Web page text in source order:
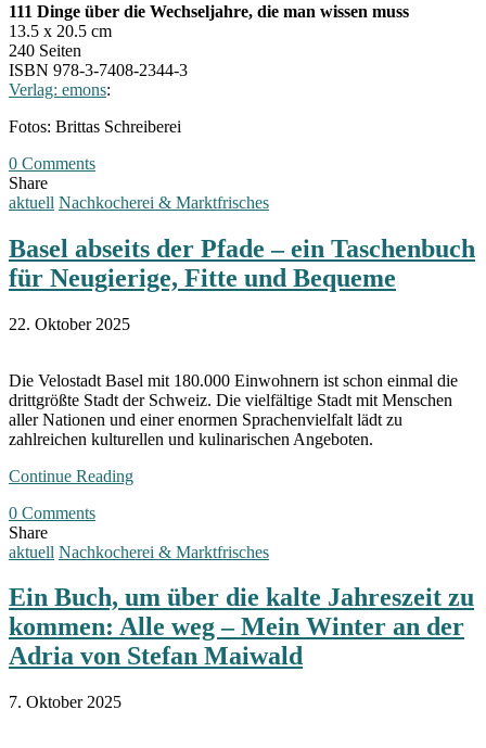
111 Dinge über die Wechseljahre, die man wissen muss
13.5 x 20.5 cm
240 Seiten
ISBN 978-3-7408-2344-3
Verlag: emons:
Fotos: Brittas Schreiberei
0 Comments
Share
aktuell Nachkocherei & Marktfrisches
Basel abseits der Pfade – ein Taschenbuch
für Neugierige, Fitte und Bequeme
22. Oktober 2025
Die Velostadt Basel mit 180.000 Einwohnern ist schon einmal die
drittgrößte Stadt der Schweiz. Die vielfältige Stadt mit Menschen
aller Nationen und einer enormen Sprachenvielfalt lädt zu
zahlreichen kulturellen und kulinarischen Angeboten.
Continue Reading
0 Comments
Share
aktuell Nachkocherei & Marktfrisches
Ein Buch, um über die kalte Jahreszeit zu
kommen: Alle weg – Mein Winter an der
Adria von Stefan Maiwald
7. Oktober 2025